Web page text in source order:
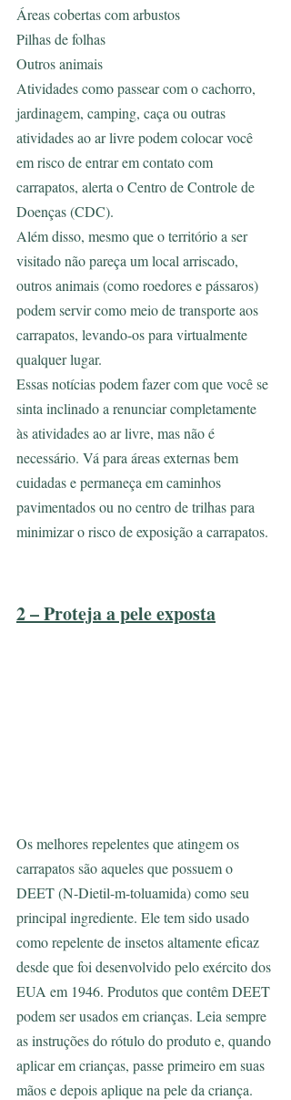
Áreas cobertas com arbustos
Pilhas de folhas
Outros animais
Atividades como passear com o cachorro,
jardinagem, camping, caça ou outras
atividades ao ar livre podem colocar você
em risco de entrar em contato com
carrapatos, alerta o Centro de Controle de
Doenças (CDC).
Além disso, mesmo que o território a ser
visitado não pareça um local arriscado,
outros animais (como roedores e pássaros)
podem servir como meio de transporte aos
carrapatos, levando-os para virtualmente
qualquer lugar.
Essas notícias podem fazer com que você se
sinta inclinado a renunciar completamente
às atividades ao ar livre, mas não é
necessário. Vá para áreas externas bem
cuidadas e permaneça em caminhos
pavimentados ou no centro de trilhas para
minimizar o risco de exposição a carrapatos.
2 – Proteja a pele exposta
Os melhores repelentes que atingem os
carrapatos são aqueles que possuem o
DEET (N-Dietil-m-toluamida) como seu
principal ingrediente. Ele tem sido usado
como repelente de insetos altamente eficaz
desde que foi desenvolvido pelo exército dos
EUA em 1946. Produtos que contêm DEET
podem ser usados em crianças. Leia sempre
as instruções do rótulo do produto e, quando
aplicar em crianças, passe primeiro em suas
mãos e depois aplique na pele da criança.